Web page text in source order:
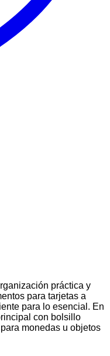
práctica y
para tarjetas a
para lo esencial. En
con bolsillo
monedas u objetos